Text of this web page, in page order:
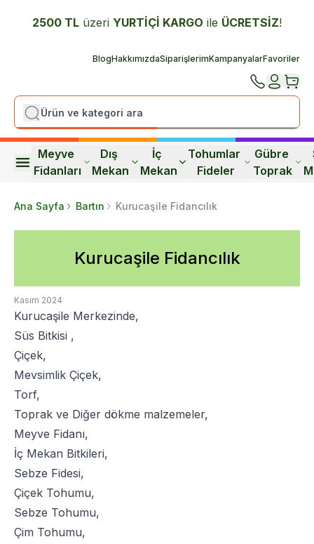
2500 TL üzeri YURTİÇİ KARGO ile ÜCRETSİZ!
BlogHakkımızdaSiparişlerimKampanyalarFavoriler
Meyve
Fidanları
Dış
Mekan
İç
Mekan
Tohumlar
Fideler
Gübre
Toprak
Ana Sayfa Bartın Kurucaşile Fidancılık
Kurucaşile Fidancılık
Kasım 2024
Kurucaşile Merkezinde,
Süs Bitkisi ,
Çiçek,
Mevsimlik Çiçek,
Torf,
Toprak ve Diğer dökme malzemeler,
Meyve Fidanı,
İç Mekan Bitkileri,
Sebze Fidesi,
Çiçek Tohumu,
Sebze Tohumu,
Çim Tohumu,